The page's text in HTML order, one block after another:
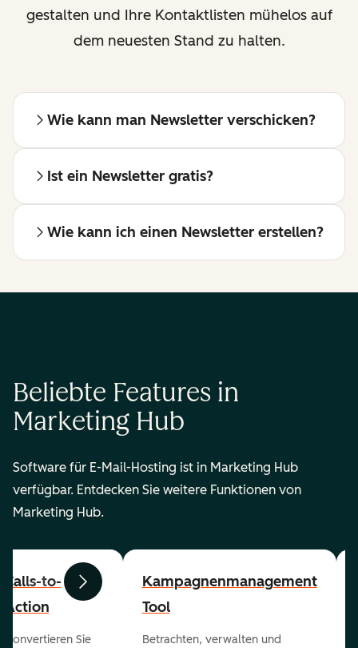
gestalten und Ihre Kontaktlisten mühelos auf
dem neuesten Stand zu halten.
Wie kann man Newsletter verschicken?
Ist ein Newsletter gratis?
Wie kann ich einen Newsletter erstellen?
Beliebte Features in
Marketing Hub
Software für E-Mail-Hosting ist in Marketing Hub
verfügbar. Entdecken Sie weitere Funktionen von
Marketing Hub.
ZurückWeiter
Calls-to-
Action
Konvertieren Sie
Kampagnenmanagement
Tool
Betrachten, verwalten und